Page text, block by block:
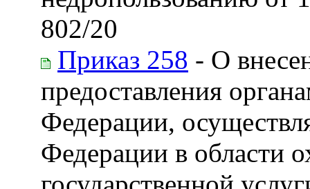
802/20
Приказ 258 - О
предоставления
Федерации,
Федерации в области